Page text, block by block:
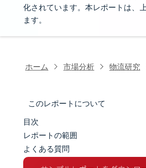
化されています。本レポートは、
ます。
ホーム 市場分析 物流研究
このレポートについて
マーケットスナップショット
市場分析
目次
レポートの範囲
よくある質問